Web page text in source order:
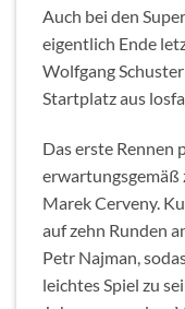
Auch bei den
eigentlich Ende
Wolfgang
Startplatz aus
Das erste Rennen
erwartungsgemäß
Marek Cerveny.
auf zehn Runden
Petr Najman,
leichtes Spiel zu